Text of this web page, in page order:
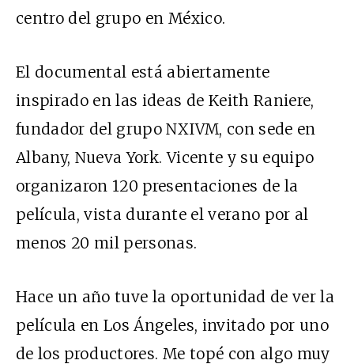
centro del grupo en México.
El documental está abiertamente
inspirado en las ideas de Keith Raniere,
fundador del grupo NXIVM, con sede en
Albany, Nueva York. Vicente y su equipo
organizaron 120 presentaciones de la
película, vista durante el verano por al
menos 20 mil personas.
Hace un año tuve la oportunidad de ver la
película en Los Ángeles, invitado por uno
de los productores. Me topé con algo muy